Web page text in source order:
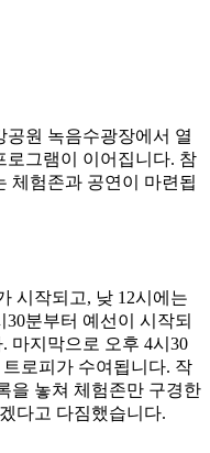
공원 녹음수광장에서 열
로그램이 이어집니다. 참
체험존과 공연이 마련됩
시작되고, 낮 12시에는
분부터 예선이 시작되
마지막으로 오후 4시30
로피가 수여됩니다. 작
을 놓쳐 체험존만 구경한
다고 다짐했습니다.